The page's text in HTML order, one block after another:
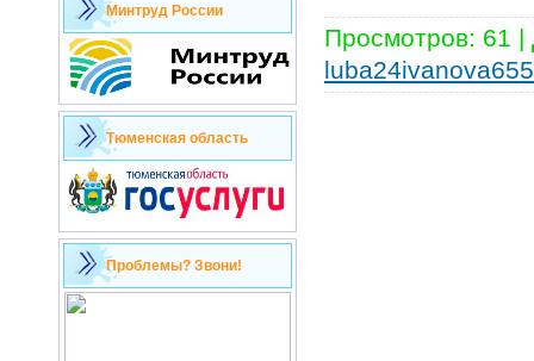
Минтруд России
Тюменская область
Проблемы? Звони!
Просмотров: 61 |